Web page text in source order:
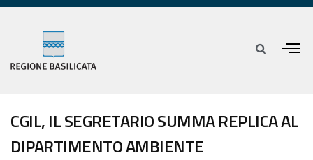
CGIL, IL SEGRETARIO SUMMA REPLICA AL
DIPARTIMENTO AMBIENTE